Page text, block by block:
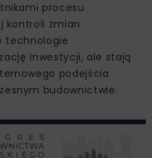
procesu
kontroli zmian
technologie
inwestycji, ale stają
podejścia
budownictwie.